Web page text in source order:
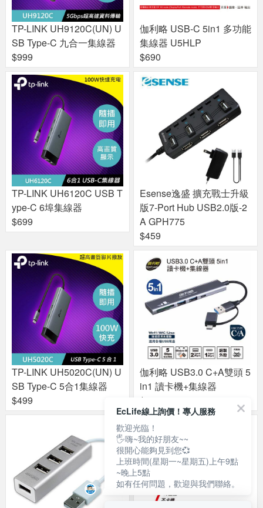
TP-LINK UH9120C(UN) U
SB Type-C 九合一集線器
$999
伽利略 USB-C 5in1 多功能
集線器 U5HLP
$690
TP-LINK UH6120C USB T
ype-C 6埠集線器
$699
Esense逸盛 擴充戰士升級
版7-Port Hub USB2.0版-2
A GPH775
$459
TP-LINK UH5020C(UN) U
SB Type-C 5合1集線器
$499
伽利略 USB3.0 C+A雙頭 5
in1 讀卡機+集線器
$469
EcLife線上詢價！專人服務
歡迎光臨！
🖐嗨~我的好朋友~~
很開心能夠見到您💞
上班時間(星期一~星期五)上午9點
~晚上5點
如有任何問題，歡迎與我們聯絡。